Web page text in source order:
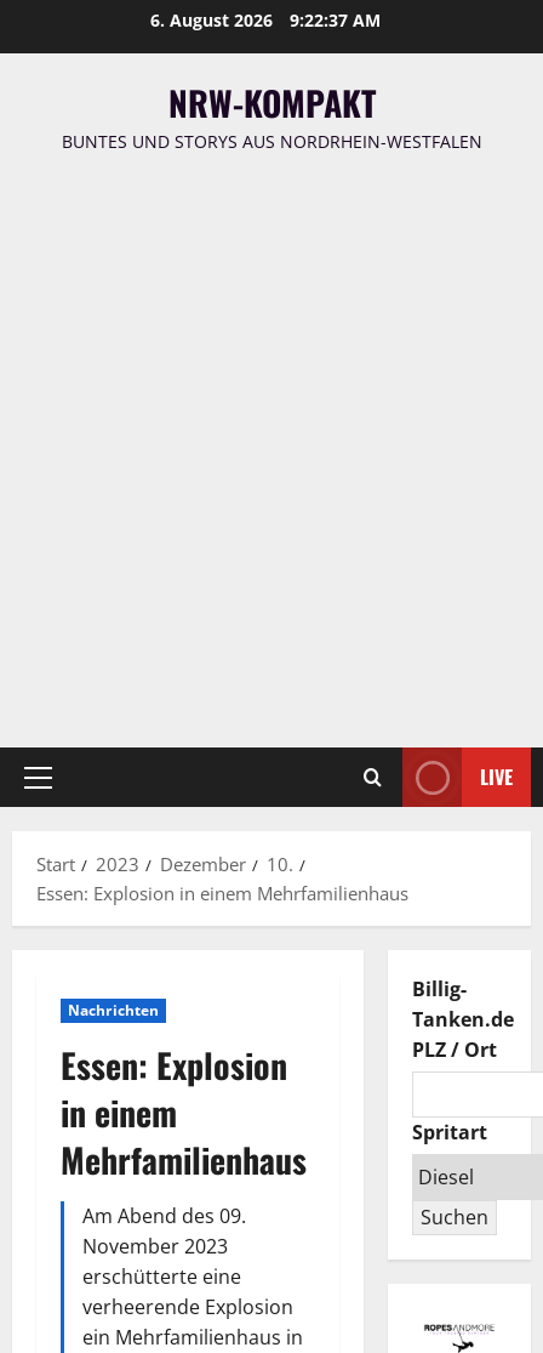
6. August 2026 9:22:38 AM
NRW-KOMPAKT
BUNTES UND STORYS AUS NORDRHEIN-WESTFALEN
Primäres
LIVE
Start 2023 Dezember
10.
Essen: Explosion in einem Mehrfamilienhaus
Nachrichten
Essen: Explosion
in einem
Mehrfamilienhaus
Am Abend des 09.
November 2023
erschütterte eine
verheerende Explosion
ein Mehrfamilienhaus in
Billig-
Tanken.de
PLZ / Ort
Spritart
Suchen